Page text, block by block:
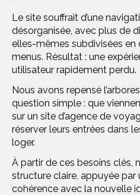
Le site souffrait d’une
désorganisée, avec plus de
elles-mêmes subdivisées en
menus. Résultat : une
utilisateur rapidement perdu.
Nous avons repensé
question simple : que
sur un site d’agence de
réserver leurs entrées dans
loger.
À partir de ces besoins clés,
structure claire, appuyée par
cohérence avec la nouvelle